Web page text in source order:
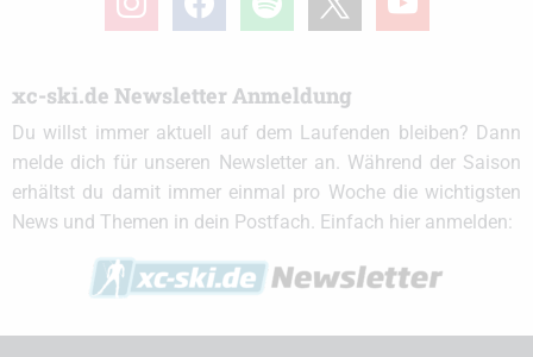
xc-ski.de Newsletter Anmeldung
Du willst immer aktuell auf dem Laufenden bleiben? Dann
melde dich für unseren Newsletter an. Während der Saison
erhältst du damit immer einmal pro Woche die wichtigsten
News und Themen in dein Postfach. Einfach hier anmelden: